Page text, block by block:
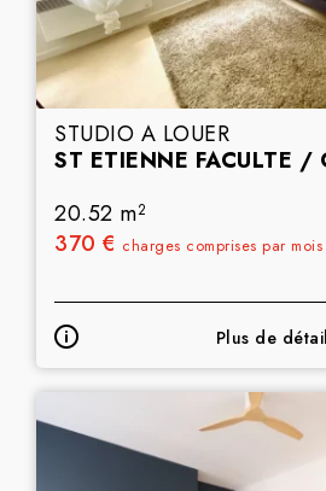
STUDIO A LOUER
ST ETIENNE FACULTE /
20.52 m2
370 € charges comprises par mois
Plus de